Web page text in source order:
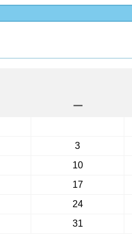
一
3
10
17
24
31